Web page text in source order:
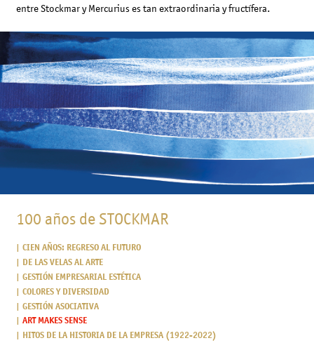
entre Stockmar y Mercurius es tan extraordinaria y fructífera.
100 años de STOCKMAR
CIEN AÑOS: REGRESO AL FUTURO
DE LAS VELAS AL ARTE
GESTIÓN EMPRESARIAL ESTÉTICA
COLORES Y DIVERSIDAD
GESTIÓN ASOCIATIVA
ART MAKES SENSE
HITOS DE LA HISTORIA DE LA EMPRESA (1922-2022)